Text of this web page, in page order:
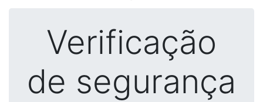
Verificação
de segurança